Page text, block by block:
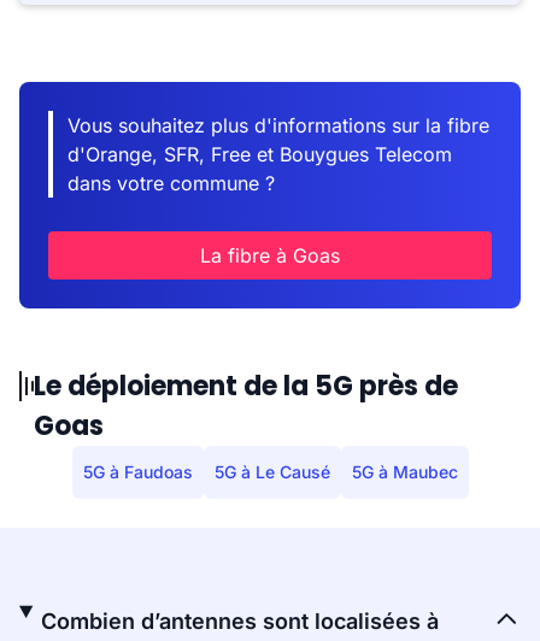
Vous souhaitez plus d'informations sur la fibre
d'Orange, SFR, Free et Bouygues Telecom
dans votre commune ?
La fibre à Goas
Le déploiement de la 5G près de
Goas
5G à Faudoas 5G à Le Causé 5G à Maubec
Combien d’antennes sont localisées à